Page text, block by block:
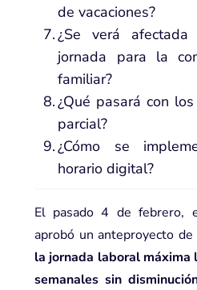
de vacaciones?
¿Se verá
jornada para la
familiar?
¿Qué pasará con
parcial?
¿Cómo se
horario digital?
El pasado 4 de febrero,
aprobó un anteproyecto
la jornada laboral
semanales sin